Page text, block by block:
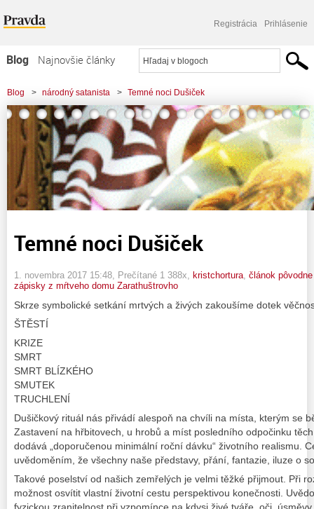
Registrácia Prihlásenie
Blog
Najnovšie články
Najčítanejšie články
Najkomentovanejšie články
Zoznam blogov
Komerčné blogy
Blog > národný satanista > Temné noci Dušiček
Temné noci Dušiček
1. novembra 2017 15:48 , Prečítané 1 388x, kristchortura článok
zápisky z mŕtveho domu Zarathuštrovho
Skrze symbolické setkání mrtvých a živých zakoušíme dotek
ŠTĚSTÍ
KRIZE
SMRT
SMRT BLÍZKÉHO
SMUTEK
TRUCHLENÍ
Dušičkový rituál nás přivádí alespoň na chvíli na místa, kterým se
Zastavení na hřbitovech, u hrobů a míst posledního odpočinku
dodává „doporučenou minimální roční dávku“ životního realismu.
uvědoměním, že všechny naše představy, přání, fantazie, iluze o
Takové poselství od našich zemřelých je velmi těžké přijmout. Při
možnost osvítit vlastní životní cestu perspektivou konečnosti.